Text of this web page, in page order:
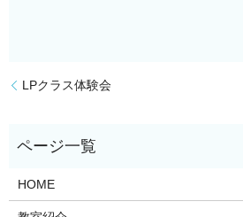
LPクラス体験会
HOME